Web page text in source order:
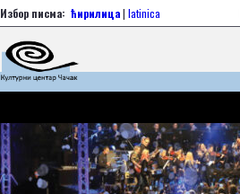
Избор писма: ћирилица| latinica